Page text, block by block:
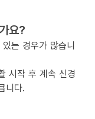
요?
는 경우가 많습니
시작 후 계속 신경
니다.